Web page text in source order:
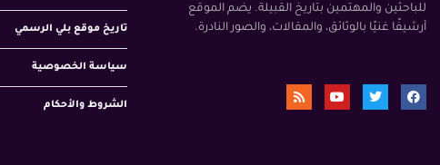
للباحثين والمهتمين بتاريخ القبيلة. يضم الموقع
أرشيفًا غنيًا بالوثائق، والمقالات، والصور النادرة.
تاريخ موقع بلي الرسمي
سياسة الخصوصية
الشروط والأحكام